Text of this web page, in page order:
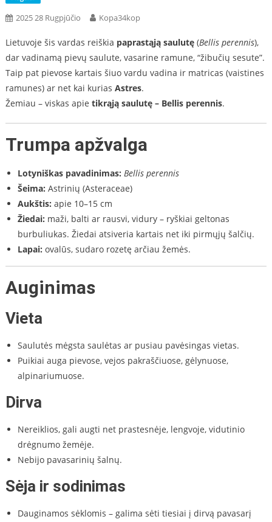
2025 28 Rugpjūčio Kopa34kop
Lietuvoje šis vardas reiškia paprastąją saulutę(Bellis perennis),
dar vadinamą pievų saulute, vasarine ramune, “žibučių sesute”.
Taip pat pievose kartais šiuo vardu vadina ir matricas (vaistines
ramunes) ar net kai kurias Astres.
Žemiau – viskas apie tikrąją saulutę – Bellis perennis.
Trumpa apžvalga
Lotyniškas pavadinimas: Bellis perennis
Šeima: Astrinių (Asteraceae)
Aukštis: apie 10–15 cm
Žiedai: maži, balti ar rausvi, vidury – ryškiai geltonas
burbuliukas. Žiedai atsiveria kartais net iki pirmųjų šalčių.
Lapai: ovalūs, sudaro rozetę arčiau žemės.
Auginimas
Vieta
Saulutės mėgsta saulėtas ar pusiau pavėsingas vietas.
Puikiai auga pievose, vejos pakraščiuose, gėlynuose,
alpinariumuose.
Dirva
Nereiklios, gali augti net prastesnėje, lengvoje, vidutinio
drėgnumo žemėje.
Nebijo pavasarinių šalnų.
Sėja ir sodinimas
Dauginamos sėklomis – galima sėti tiesiai į dirvą pavasarį